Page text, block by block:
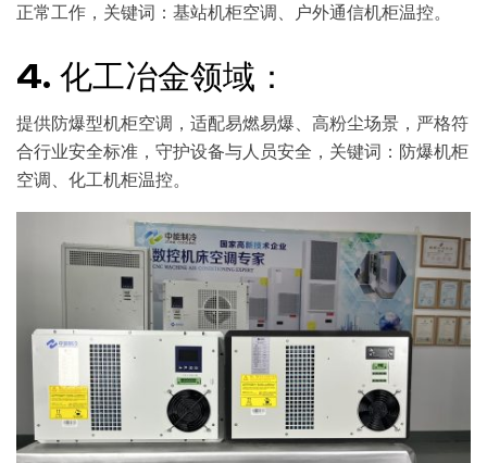
正常工作，关键词：基站机柜空调、户外通信机柜温控。
4. 化工冶金领域：
提供防爆型机柜空调，适配易燃易爆、高粉尘场景，严格符
合行业安全标准，守护设备与人员安全，关键词：防爆机柜
空调、化工机柜温控。